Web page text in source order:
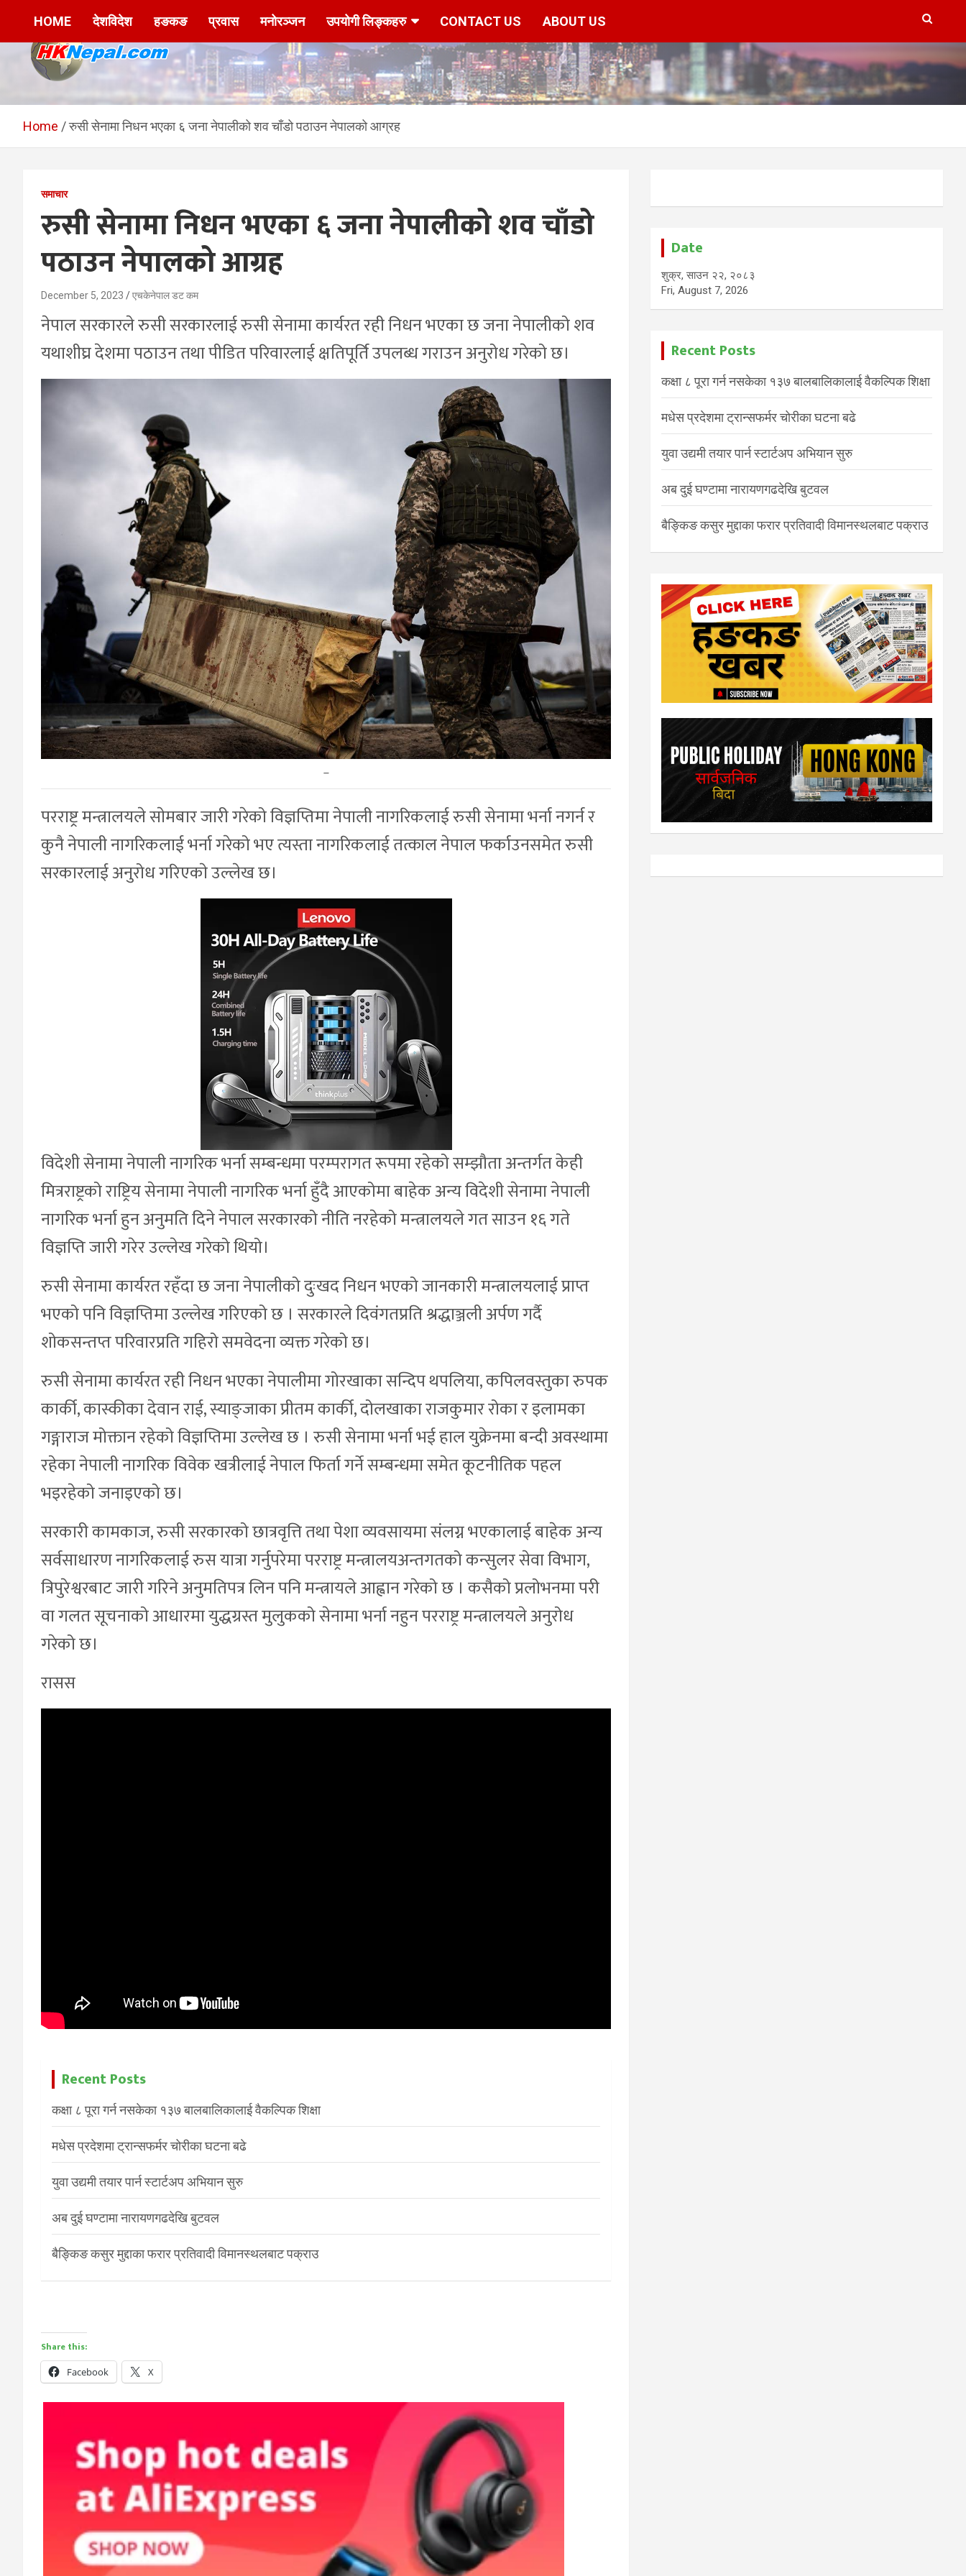
HKNepal.com –
हङकङबाट सञ्चालित पहिलो
hknepal, hknepal.com, hk nepal, hk nepal com
HOME देशविदेश हङकङ प्रवास मनोरञ्जन उपयोगी लिङ्कहरु CONTACT US ABOUT US
Home रुसी सेनामा निधन भएका ६ जना नेपालीको शव चाँडो पठाउन नेपालको आग्रह
समाचार
रुसी सेनामा निधन भएका ६ जना नेपालीको शव चाँडो
पठाउन नेपालको आग्रह
December 5, 2023 एचकेनेपाल डट कम
नेपाल सरकारले रुसी सरकारलाई रुसी सेनामा कार्यरत रही निधन भएका छ जना नेपालीको शव
यथाशीघ्र देशमा पठाउन तथा पीडित परिवारलाई क्षतिपूर्ति उपलब्ध गराउन अनुरोध गरेको छ।
–
परराष्ट्र मन्त्रालयले साेमबार जारी गरेको विज्ञप्तिमा नेपाली नागरिकलाई रुसी सेनामा भर्ना नगर्न र
कुनै नेपाली नागरिकलाई भर्ना गरेको भए त्यस्ता नागरिकलाई तत्काल नेपाल फर्काउनसमेत रुसी
सरकारलाई अनुरोध गरिएकाे उल्लेख छ।
विदेशी सेनामा नेपाली नागरिक भर्ना सम्बन्धमा परम्परागत रूपमा रहेको सम्झौता अन्तर्गत केही
मित्रराष्ट्रको राष्ट्रिय सेनामा नेपाली नागरिक भर्ना हुँदै आएकोमा बाहेक अन्य विदेशी सेनामा नेपाली
नागरिक भर्ना हुन अनुमति दिने नेपाल सरकारको नीति नरहेको मन्त्रालयले गत साउन १६ गते
विज्ञप्ति जारी गरेर उल्लेख गरेको थियो।
रुसी सेनामा कार्यरत रहँदा छ जना नेपालीको दुःखद निधन भएको जानकारी मन्त्रालयलाई प्राप्त
भएको पनि विज्ञप्तिमा उल्लेख गरिएको छ । सरकारले दिवंगतप्रति श्रद्धाञ्जली अर्पण गर्दै
शोकसन्तप्त परिवारप्रति गहिरो समवेदना व्यक्त गरेको छ।
रुसी सेनामा कार्यरत रही निधन भएका नेपालीमा गोरखाका सन्दिप थपलिया, कपिलवस्तुका रुपक
कार्की, कास्कीका देवान राई, स्याङ्जाका प्रीतम कार्की, दोलखाका राजकुमार रोका र इलामका
गङ्गाराज मोक्तान रहेको विज्ञप्तिमा उल्लेख छ । रुसी सेनामा भर्ना भई हाल युक्रेनमा बन्दी अवस्थामा
रहेका नेपाली नागरिक विवेक खत्रीलाई नेपाल फिर्ता गर्ने सम्बन्धमा समेत कूटनीतिक पहल
भइरहेको जनाइएको छ।
सरकारी कामकाज, रुसी सरकारको छात्रवृत्ति तथा पेशा व्यवसायमा संलग्न भएकालाई बाहेक अन्य
सर्वसाधारण नागरिकलाई रुस यात्रा गर्नुपरेमा परराष्ट्र मन्त्रालयअन्तगतको कन्सुलर सेवा विभाग,
त्रिपुरेश्वरबाट जारी गरिने अनुमतिपत्र लिन पनि मन्त्रायले आह्वान गरेको छ । कसैको प्रलोभनमा परी
वा गलत सूचनाको आधारमा युद्धग्रस्त मुलुकको सेनामा भर्ना नहुन परराष्ट्र मन्त्रालयले अनुरोध
गरेको छ।
रासस
Recent Posts
कक्षा ८ पूरा गर्न नसकेका १३७ बालबालिकालाई वैकल्पिक शिक्षा
मधेस प्रदेशमा ट्रान्सफर्मर चोरीका घटना बढे
युवा उद्यमी तयार पार्न स्टार्टअप अभियान सुरु
अब दुई घण्टामा नारायणगढदेखि बुटवल
बैङ्किङ कसुर मुद्दाका फरार प्रतिवादी विमानस्थलबाट पक्राउ
Share this:
Facebook X
Date
शुक्र, साउन २२, २०८३
Fri, August 7, 2026
Recent Posts
कक्षा ८ पूरा गर्न नसकेका १३७ बालबालिकालाई वैकल्पिक शिक्षा
मधेस प्रदेशमा ट्रान्सफर्मर चोरीका घटना बढे
युवा उद्यमी तयार पार्न स्टार्टअप अभियान सुरु
अब दुई घण्टामा नारायणगढदेखि बुटवल
बैङ्किङ कसुर मुद्दाका फरार प्रतिवादी विमानस्थलबाट पक्राउ